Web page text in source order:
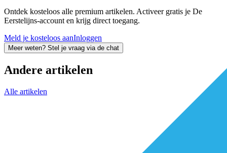
Ontdek kosteloos alle premium artikelen. Activeer gratis je De
Eerstelijns-account en krijg direct toegang.
Meld je kosteloos aanInloggen
Meer weten? Stel je vraag via de chat
Andere artikelen
Alle artikelen